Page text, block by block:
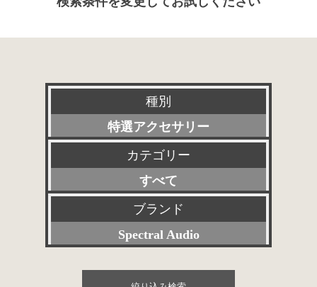
種別
特選アクセサリー
新品
委託販売品
特価品
その他委託販売品
カテゴリー
すべて
プリアンプ
パワーアンプ
プリメインアンプ
ブランド
Spectral Audio